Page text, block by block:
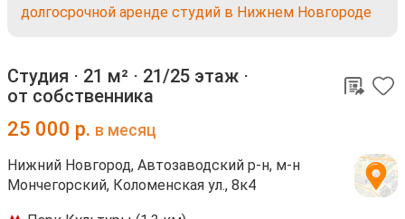
долгосрочной аренде студий в Нижнем Новгороде
Студия ⋅ 21 м² ⋅ 21/25 этаж ⋅
от собственника
25 000 р. в месяц
Нижний Новгород, Автозаводский р-н, м-н
Мончегорский, Коломенская ул., 8к4